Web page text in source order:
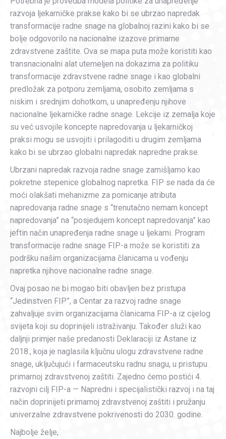
razvoja ljekarničke prakse kako bi se ubrzao napredak
transformacije radne snage na globalnoj razini kako bi se
bolje odgovorilo na nacionalne izazove primarne
zdravstvene zaštite. Ova se mapa puta može koristiti kao
transnacionalni alat utemeljen na dokazima za politiku
transformacije zdravstvene radne snage i kao globalni
predložak za potporu zemljama, osobito zemljama s
niskim i srednjim dohotkom, u unapređenju njihove
nacionalne ljekarničke radne snage. Lekcije iz zemalja koje
su već usvojile koncepte napredovanja u ljekarničkoj
praksi mogu se usvojiti i prilagoditi u drugim zemljama
kako bi se ubrzao globalni napredak napredne prakse.
Ubrzani napredak razvoja radne snage zamišljamo kao
pokretne stepenice globalnog napretka. FIP se nada da će
moći olakšati mehanizme za pomicanje atributa
napredovanja radne snage s “trenutačno nemam koncept
napredovanja” na “posjedujem koncept napredovanja” kao
jeftin način unapređenja radne snage u ljekarni. Program
transformacije radne snage FIP-a može se koristiti za
podršku našim organizacijama članicama u vođenju
napretka njihove nacionalne radne snage.
Ovaj posao ne bi mogao biti obavljen bez pristupa
“Jedinstven FIP”, a Centar za razvoj radne snage
zahvaljuje svim organizacijama članicama FIP-a iz cijelog
svijeta koji su doprinijeli istraživanju. Također služi kao
daljnji primjer naše predanosti Deklaraciji iz Astane iz
2018., koja je naglasila ključnu ulogu zdravstvene radne
snage, uključujući i farmaceutsku radnu snagu, u pristupu
primarnoj zdravstvenoj zaštiti. Zajedno ćemo postići 4.
razvojni cilj FIP-a — Napredni i specijalistički razvoj i na taj
način doprinijeti primarnoj zdravstvenoj zaštiti i pružanju
univerzalne zdravstvene pokrivenosti do 2030. godine.
Najbolje želje,